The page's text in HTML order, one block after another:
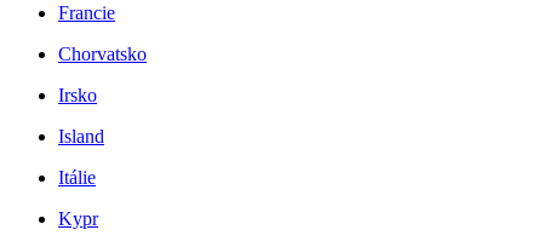
Francie
Chorvatsko
Irsko
Island
Itálie
Kypr